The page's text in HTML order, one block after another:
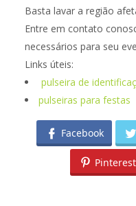
Basta lavar a região
Entre em contato
necessários para seu
Links úteis:
pulseira de
pulseiras para festas
Facebook
Pinterest